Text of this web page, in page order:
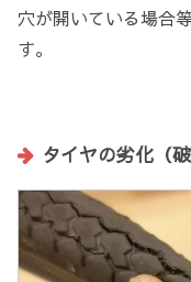
穴が開いている場合
す。
タイヤの劣化（